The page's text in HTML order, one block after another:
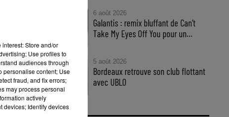
de
6 août 2026
Galantis : remix bluffant de Can’t
Take My Eyes Off You pour un...
5 août 2026
Bordeaux retrouve son club flottant
avec UBLO
Store and/or
Use profiles to
audiences through
personalise content; Use
fraud, and fix errors;
may process personal
actively
devices; Identify devices